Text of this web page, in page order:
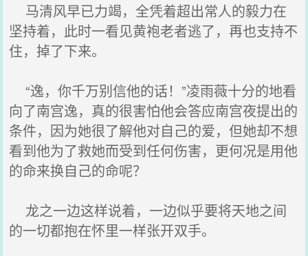
马清风早已力竭，全凭着超出常人的毅力在
坚持着，此时一看见黄袍老者逃了，再也支持不
住，掉了下来。
“逸，你千万别信他的话！”凌雨薇十分的地看
向了南宫逸，真的很害怕他会答应南宫夜提出的
条件，因为她很了解他对自己的爱，但她却不想
看到他为了救她而受到任何伤害，更何况是用他
的命来换自己的命呢？
龙之一边这样说着，一边似乎要将天地之间
的一切都抱在怀里一样张开双手。